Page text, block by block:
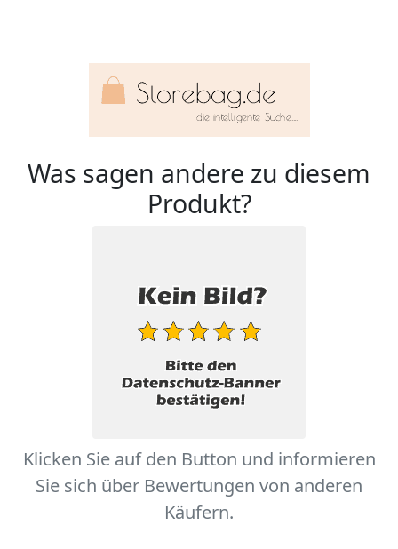
Was sagen andere zu diesem
Produkt?
Klicken Sie auf den Button und informieren
Sie sich über Bewertungen von anderen
Käufern.